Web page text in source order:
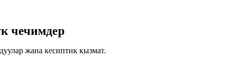
чечимдер
жана кесиптик кызмат.